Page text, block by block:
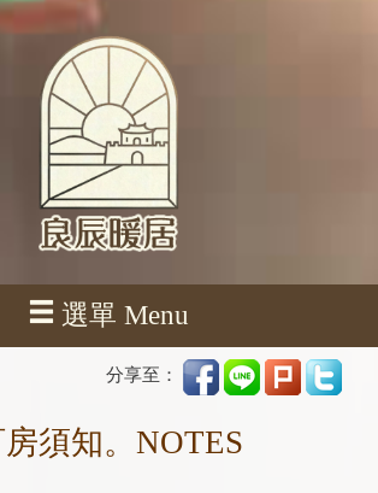
選單 Menu
分享至：
須知。NOTES